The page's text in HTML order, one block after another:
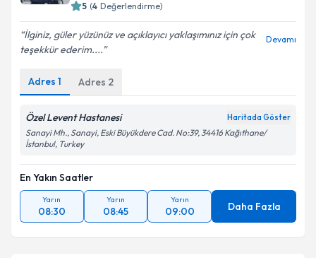
Kişisel verilerimin işlenmesine ilişkin
Metni'ni okudum ve kişisel verilerimin belirtilen
kapsamda işlenmesini kabul ediyorum.
Takvim Talebini Gönder
5 (4 Değerlendirme)
İlginiz, güler yüzünüz ve açıklayıcı yaklaşımınız için çok
teşekkür ederim....
Devamı
Adres 1 Adres 2
Özel Levent Hastanesi Haritada Göster
Sanayi Mh., Sanayi, Eski Büyükdere Cad. No:39, 34416 Kağıthane/
İstanbul, Turkey
En Yakın Saatler
Yarın
08:30
Yarın
08:45
Yarın
09:00 Daha Fazla